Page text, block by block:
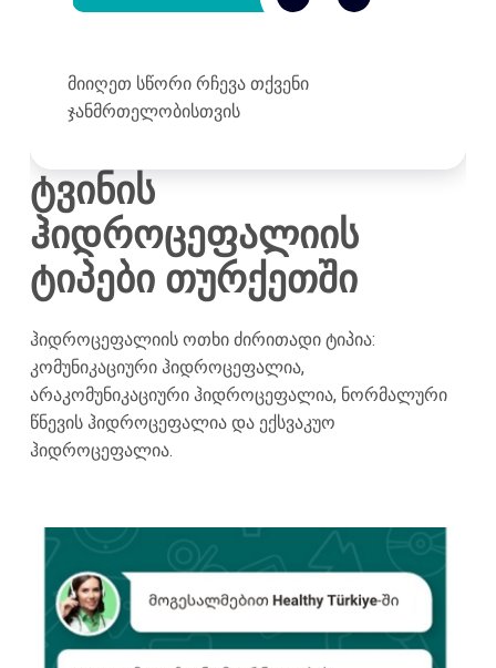
მიიღეთ სწორი რჩევა თქვენი
ჯანმრთელობისთვის
ტვინის
ჰიდროცეფალიის
ტიპები თურქეთში
ჰიდროცეფალიის ოთხი ძირითადი ტიპია:
კომუნიკაციური ჰიდროცეფალია,
არაკომუნიკაციური ჰიდროცეფალია, ნორმალური
წნევის ჰიდროცეფალია და ექსვაკუო
ჰიდროცეფალია.